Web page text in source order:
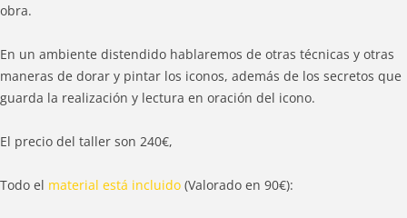
obra.
En un ambiente distendido hablaremos de otras técnicas y otras
maneras de dorar y pintar los iconos, además de los secretos que
guarda la realización y lectura en oración del icono.
El precio del taller son 240€,
Todo el material está incluido (Valorado en 90€):